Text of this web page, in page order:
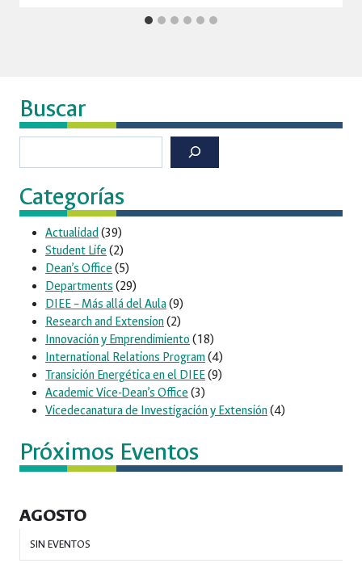
Buscar
Categorías
Actualidad (39)
Student Life (2)
Dean’s Office (5)
Departments (29)
DIEE – Más allá del Aula(9)
Research and Extension(2)
Innovación y Emprendimiento (18)
International Relations Program(4)
Transición Energética en el DIEE(9)
Academic Vice-Dean’s Office (3)
Vicedecanatura de Investigación y Extensión(4)
Próximos Eventos
AGOSTO
SIN EVENTOS